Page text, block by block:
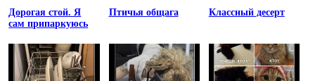
Дорогая стой. Я
сам припаркуюсь
Птичья общага Классный десерт